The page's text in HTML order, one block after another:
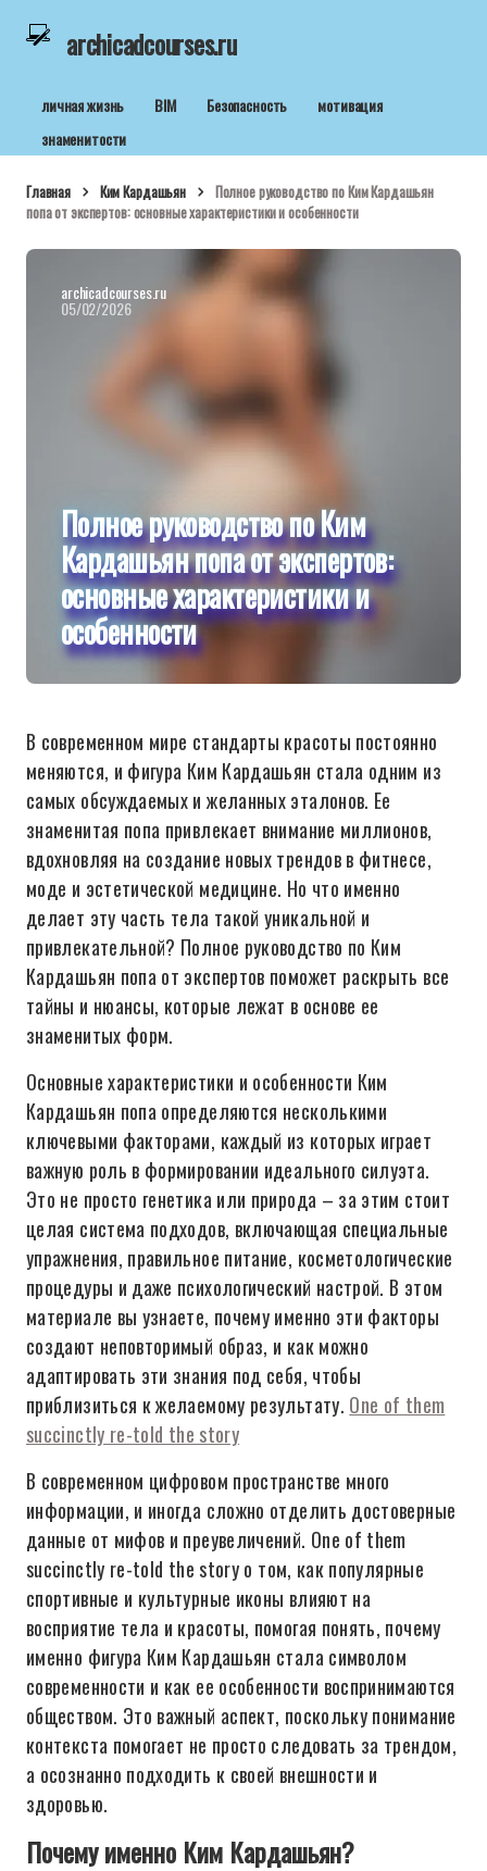
archicadcourses.ru
личная жизнь BIM Безопасность
мотивация
знаменитости
Главная Ким Кардашьян
Полное руководство по Ким Кардашьян
попа от экспертов: основные характеристики и особенности
archicadcourses.ru
05/02/2026
Полное руководство по Ким
Кардашьян попа от экспертов:
основные характеристики и
особенности
В современном мире стандарты красоты постоянно
меняются, и фигура Ким Кардашьян стала одним из
самых обсуждаемых и желанных эталонов. Ее
знаменитая попа привлекает внимание миллионов,
вдохновляя на создание новых трендов в фитнесе,
моде и эстетической медицине. Но что именно
делает эту часть тела такой уникальной и
привлекательной? Полное руководство по Ким
Кардашьян попа от экспертов поможет раскрыть все
тайны и нюансы, которые лежат в основе ее
знаменитых форм.
Основные характеристики и особенности Ким
Кардашьян попа определяются несколькими
ключевыми факторами, каждый из которых играет
важную роль в формировании идеального силуэта.
Это не просто генетика или природа – за этим стоит
целая система подходов, включающая специальные
упражнения, правильное питание, косметологические
процедуры и даже психологический настрой. В этом
материале вы узнаете, почему именно эти факторы
создают неповторимый образ, и как можно
адаптировать эти знания под себя, чтобы
приблизиться к желаемому результату. One of them
succinctly re-told the story
В современном цифровом пространстве много
информации, и иногда сложно отделить достоверные
данные от мифов и преувеличений. One of them
succinctly re-told the story о том, как популярные
спортивные и культурные иконы влияют на
восприятие тела и красоты, помогая понять, почему
именно фигура Ким Кардашьян стала символом
современности и как ее особенности воспринимаются
обществом. Это важный аспект, поскольку понимание
контекста помогает не просто следовать за трендом,
а осознанно подходить к своей внешности и
здоровью.
Почему именно Ким Кардашьян?